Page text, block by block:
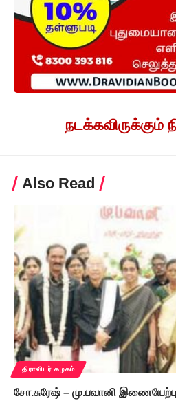
நடக்கவிருக்கும்
Also Read
திராவிடர் கழகம்
சோ.சுரேஷ் – மு.பவானி